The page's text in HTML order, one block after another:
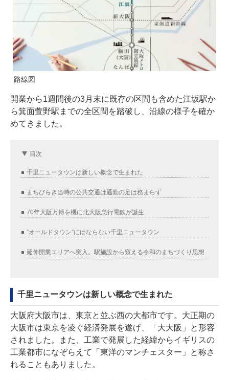
路線図
開業から1週間後の3月末に既存の区間も含めた江坂駅か
ら箕面萱野駅までの全区間を踏破し、沿線の様子を確か
めてきました。
目次
千里ニュータウンは新しい概念で生まれた
まちびらき当時の公共交通は通勤の足は務まらず
70年大阪万博を機に北大阪急行電鉄が誕生
”オールドタウン”にはならない千里ニュータウン
延伸開業エリアへ突入。駅施設から窺える令和のまちづくり思想
千里ニュータウンは新しい概念で生まれた
大阪府大阪市は、東京と並ぶ西の大都市です。大正期の
大阪市は東京を凌ぐ経済発展を遂げ、「大大阪」と形容
されました。また、工業で発展した経緯からイギリスの
工業都市になぞらえて「東洋のマンチェスター」と称さ
れることもありました。